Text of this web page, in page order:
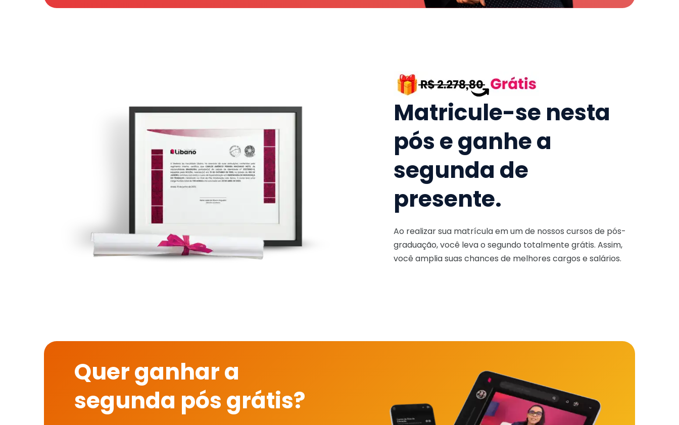
Matricule-se nesta
pós e ganhe a
segunda de
presente.
Ao realizar sua matrícula em um de nossos cursos de pós-
graduação, você leva o segundo totalmente grátis. Assim,
você amplia suas chances de melhores cargos e salários.
Quer ganhar a
segunda pós grátis?